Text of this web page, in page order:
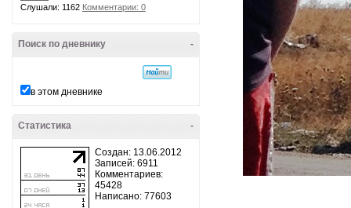
Слушали: 1162 Комментарии: 0
-
Поиск по дневнику
в этом дневнике
-
Статистика
Создан: 13.06.2012
Записей: 6911
Комментариев:
45428
Написано: 77603